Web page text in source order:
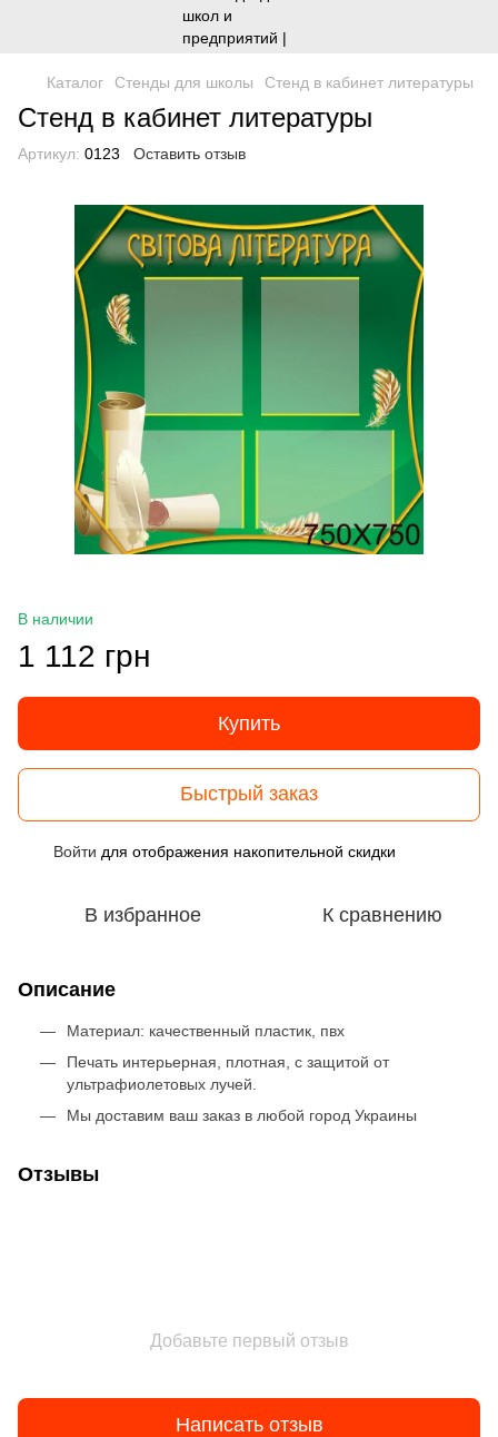
Каталог Стенды для школы Стенд в кабинет литературы
Стенд в кабинет литературы
Артикул: 0123 Оставить отзыв
В наличии
1 112 грн
Купить
Быстрый заказ
Войти для отображения накопительной скидки
В избранное К сравнению
Описание
Материал: качественный пластик, пвх
Печать интерьерная, плотная, с защитой от
ультрафиолетовых лучей.
Мы доставим ваш заказ в любой город Украины
Отзывы
Добавьте первый отзыв
Написать отзыв